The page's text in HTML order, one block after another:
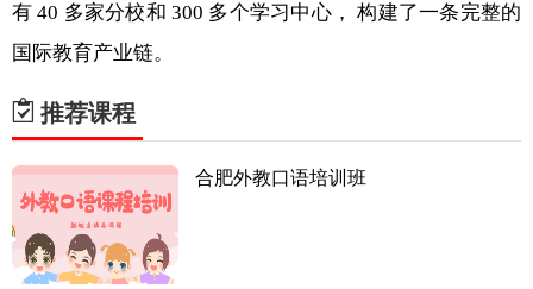
有 40 多家分校和 300 多个学习中心， 构建了一条完整的
国际教育产业链。
推荐课程
合肥外教口语培训班